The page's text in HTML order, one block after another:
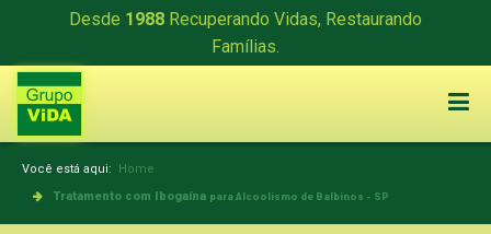
Desde 1988 Recuperando Vidas, Restaurando
Famílias.
Você está aqui: Home
Tratamento com Ibogaína para Alcoolismo de Balbinos - SP